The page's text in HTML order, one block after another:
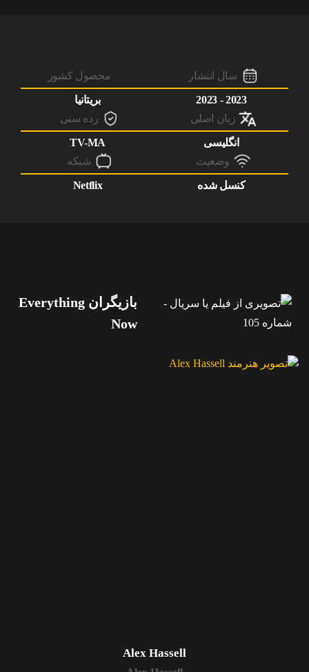
سال انتشار
2023 - 2023
محصول کشور
بریتانیا
زبان اصلی
انگلیسی
رده سنی
TV-MA
وضعیت
کنسل شده
شبکه
Netflix
بازیگران Everything
Now
Alex Hassell